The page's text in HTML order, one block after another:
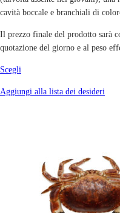
cavità boccale e branchiali di
Il prezzo finale del prodotto sarà
quotazione del giorno e al peso
Scegli
Aggiungi alla lista dei desideri